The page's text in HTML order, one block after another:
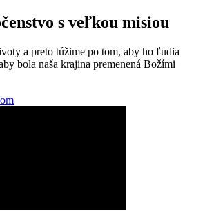
s veľkou misiou
a preto túžime po tom, aby ho ľudia
bola naša krajina premenená Božími